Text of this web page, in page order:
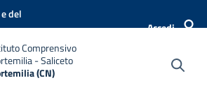
del
Accedi
Comprensivo
- Saliceto
(CN)